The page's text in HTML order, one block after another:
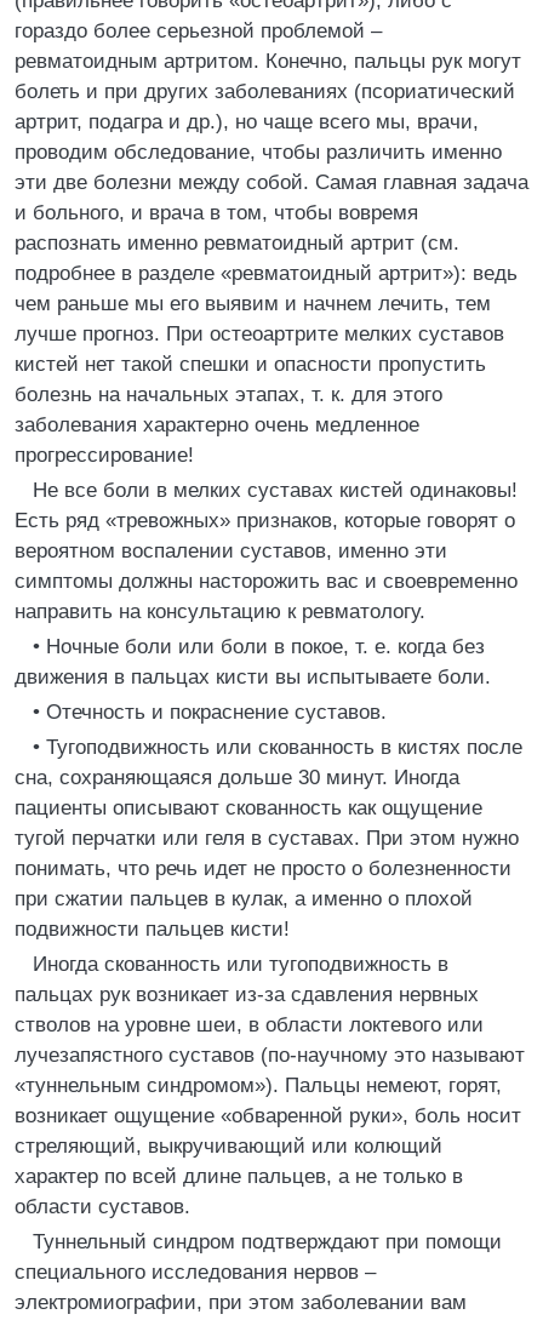
гораздо более серьезной проблемой –
ревматоидным артритом. Конечно, пальцы рук могут
болеть и при других заболеваниях (псориатический
артрит, подагра и др.), но чаще всего мы, врачи,
проводим обследование, чтобы различить именно
эти две болезни между собой. Самая главная задача
и больного, и врача в том, чтобы вовремя
распознать именно ревматоидный артрит (см.
подробнее в разделе «ревматоидный артрит»): ведь
чем раньше мы его выявим и начнем лечить, тем
лучше прогноз. При остеоартрите мелких суставов
кистей нет такой спешки и опасности пропустить
болезнь на начальных этапах, т. к. для этого
заболевания характерно очень медленное
прогрессирование!
Не все боли в мелких суставах кистей одинаковы!
Есть ряд «тревожных» признаков, которые говорят о
вероятном воспалении суставов, именно эти
симптомы должны насторожить вас и своевременно
направить на консультацию к ревматологу.
• Ночные боли или боли в покое, т. е. когда без
движения в пальцах кисти вы испытываете боли.
• Отечность и покраснение суставов.
• Тугоподвижность или скованность в кистях после
сна, сохраняющаяся дольше 30 минут. Иногда
пациенты описывают скованность как ощущение
тугой перчатки или геля в суставах. При этом нужно
понимать, что речь идет не просто о болезненности
при сжатии пальцев в кулак, а именно о плохой
подвижности пальцев кисти!
Иногда скованность или тугоподвижность в
пальцах рук возникает из-за сдавления нервных
стволов на уровне шеи, в области локтевого или
лучезапястного суставов (по-научному это называют
«туннельным синдромом»). Пальцы немеют, горят,
возникает ощущение «обваренной руки», боль носит
стреляющий, выкручивающий или колющий
характер по всей длине пальцев, а не только в
области суставов.
Туннельный синдром подтверждают при помощи
специального исследования нервов –
электромиографии, при этом заболевании вам